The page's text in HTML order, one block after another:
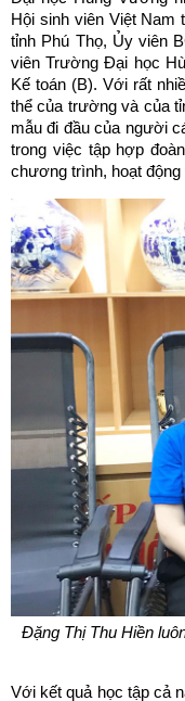
Hội sinh viên Việt Nam
tỉnh Phú Thọ, Ủy viên
viên Trường Đại học
Kế toán (B). Với rất
thể của trường và của
mẫu đi đầu của người
trong việc tập hợp
chương trình, hoạt động
Đặng Thị Thu Hiền
Với kết quả học tập cả